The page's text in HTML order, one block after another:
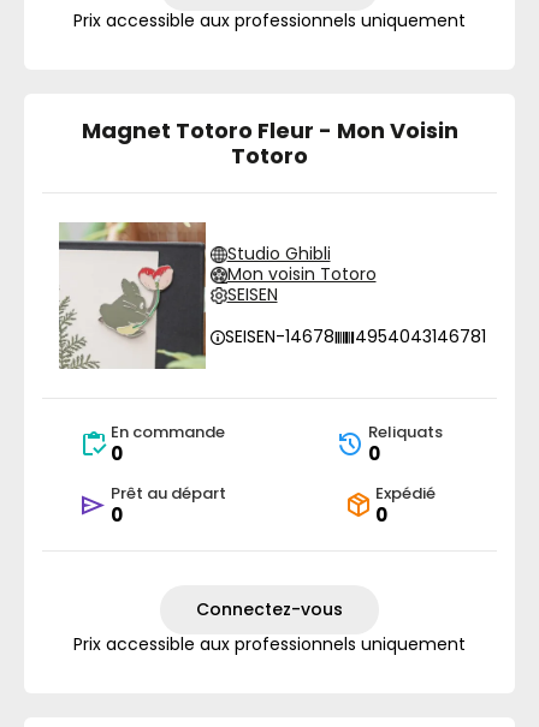
Prix accessible aux professionnels uniquement
Magnet Totoro Fleur - Mon Voisin
Totoro
Studio Ghibli
Mon voisin Totoro
SEISEN
SEISEN-14678
4954043146781
En commande
0
Reliquats
0
Prêt au départ
0
Expédié
0
Connectez-vous
Prix accessible aux professionnels uniquement